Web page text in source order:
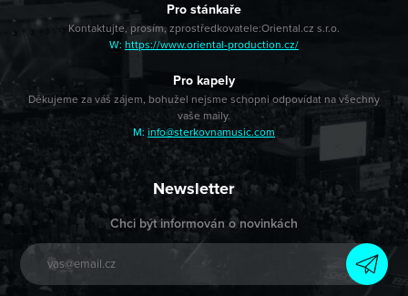
Pro stánkaře
Kontaktujte, prosím, zprostředkovatele:Oriental.cz s.r.o.
W: https://www.oriental-production.cz/
Pro kapely
Děkujeme za váš zájem, bohužel nejsme schopni odpovídat na všechny
vaše maily.
M: info@sterkovnamusic.com
Newsletter
Chci být informován o novinkách